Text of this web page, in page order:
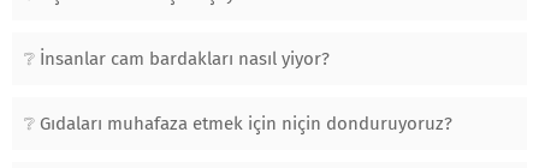
İnsanlar cam bardakları nasıl yiyor?
Gıdaları muhafaza etmek için niçin donduruyoruz?